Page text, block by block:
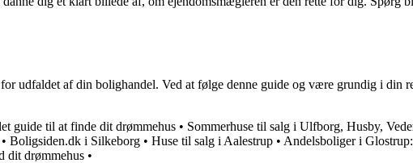
udfaldet af din bolighandel. Ved at følge denne guide og være grundig i din
guide til at finde dit drømmehus • Sommerhuse til salg i Ulfborg, Husby,
• Boligsiden.dk i Silkeborg • Huse til salg i Aalestrup • Andelsboliger i
dit drømmehus •